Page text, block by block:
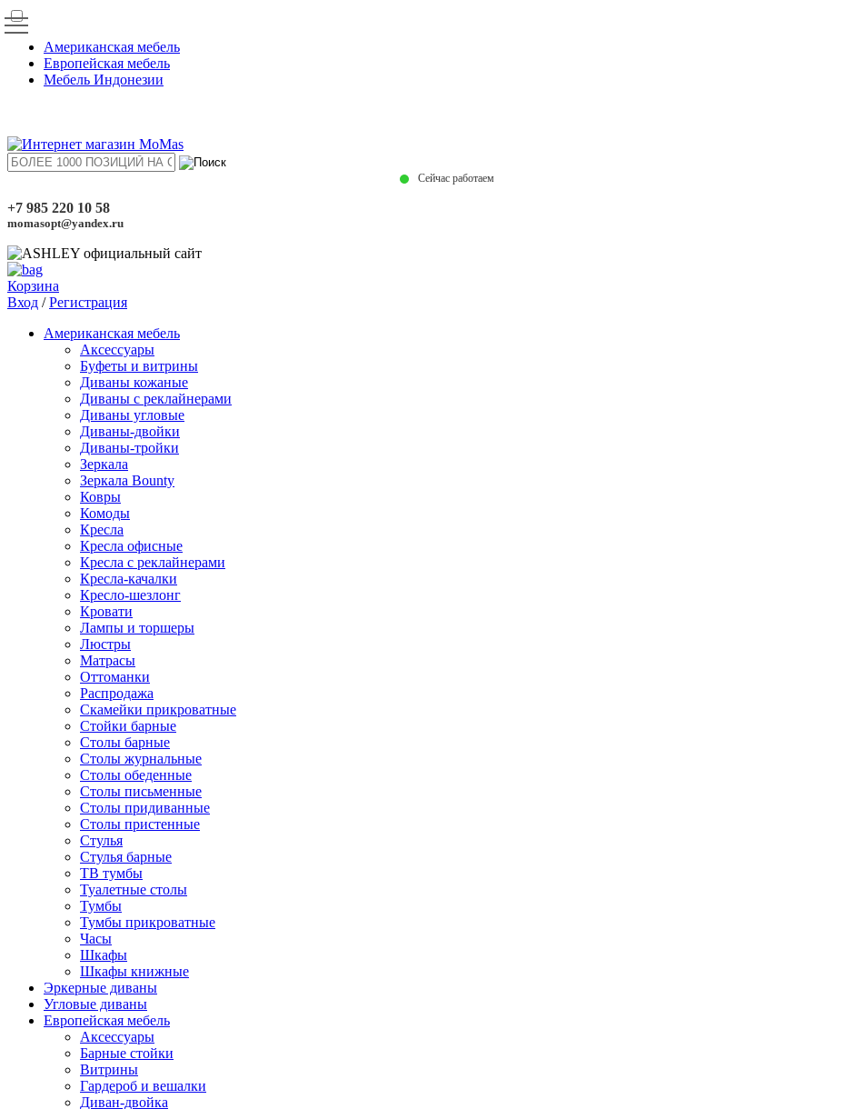
Американская мебель
Европейская мебель
Мебель Индонезии
Сейчас работаем
+7 985 220 10 58
momasopt@yandex.ru
Корзина
Вход /Регистрация
Американская мебель
Аксессуары
Буфеты и витрины
Диваны кожаные
Диваны с реклайнерами
Диваны угловые
Диваны-двойки
Диваны-тройки
Зеркала
Зеркала Bounty
Ковры
Комоды
Кресла
Кресла офисные
Кресла с реклайнерами
Кресла-качалки
Кресло-шезлонг
Кровати
Лампы и торшеры
Люстры
Матрасы
Оттоманки
Распродажа
Скамейки прикроватные
Стойки барные
Столы барные
Столы журнальные
Столы обеденные
Столы письменные
Столы придиванные
Столы пристенные
Стулья
Стулья барные
ТВ тумбы
Туалетные столы
Тумбы
Тумбы прикроватные
Часы
Шкафы
Шкафы книжные
Эркерные диваны
Угловые диваны
Европейская мебель
Аксессуары
Барные стойки
Витрины
Гардероб и вешалки
Диван-двойка